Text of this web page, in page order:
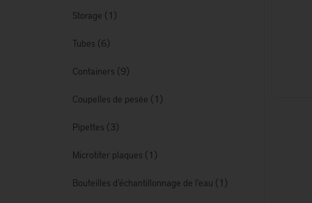
Storage (1)
Tubes (6)
Containers (9)
Coupelles de pesée (1)
Pipettes (3)
Microtiter plaques (1)
Bouteilles d'échantillonnage de l'eau (1)